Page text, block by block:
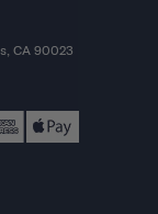
CA 90023